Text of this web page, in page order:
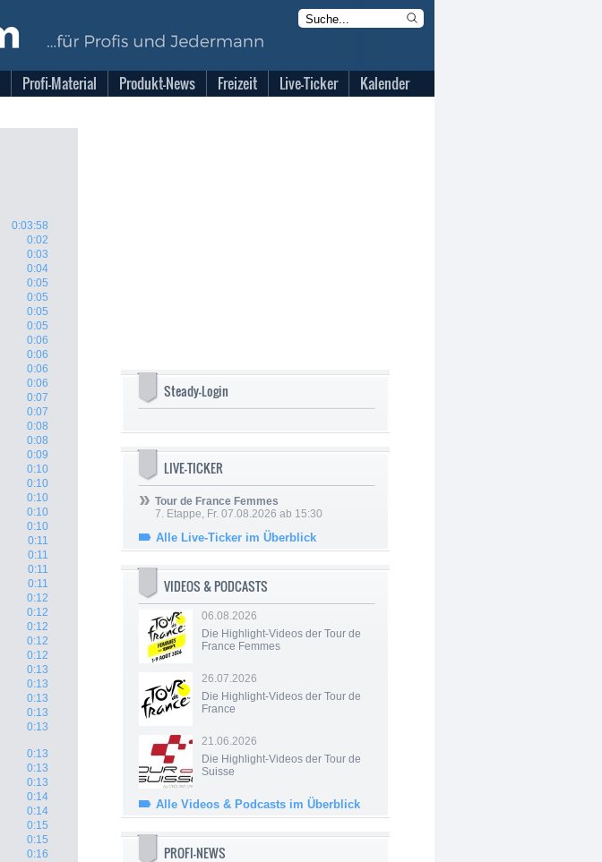
Profi-Material Produkt-News Freizeit Live-Ticker Kalender
0:03:58
0:02
0:03
0:04
0:05
0:05
0:05
0:05
0:06
0:06
0:06
0:06
0:07
0:07
0:08
0:08
0:09
0:10
0:10
0:10
0:10
0:10
0:11
0:11
0:11
0:11
0:12
0:12
0:12
0:12
0:12
0:13
0:13
0:13
0:13
0:13
0:13
0:13
0:13
0:14
0:14
0:15
0:15
0:16
Steady-Login
LIVE-TICKER
Tour de France Femmes
7. Etappe, Fr. 07.08.2026 ab 15:30
Alle Live-Ticker im Überblick
VIDEOS & PODCASTS
06.08.2026
Die Highlight-Videos der Tour de
France Femmes
26.07.2026
Die Highlight-Videos der Tour de
France
21.06.2026
Die Highlight-Videos der Tour de
Suisse
Alle Videos & Podcasts im Überblick
PROFI-NEWS